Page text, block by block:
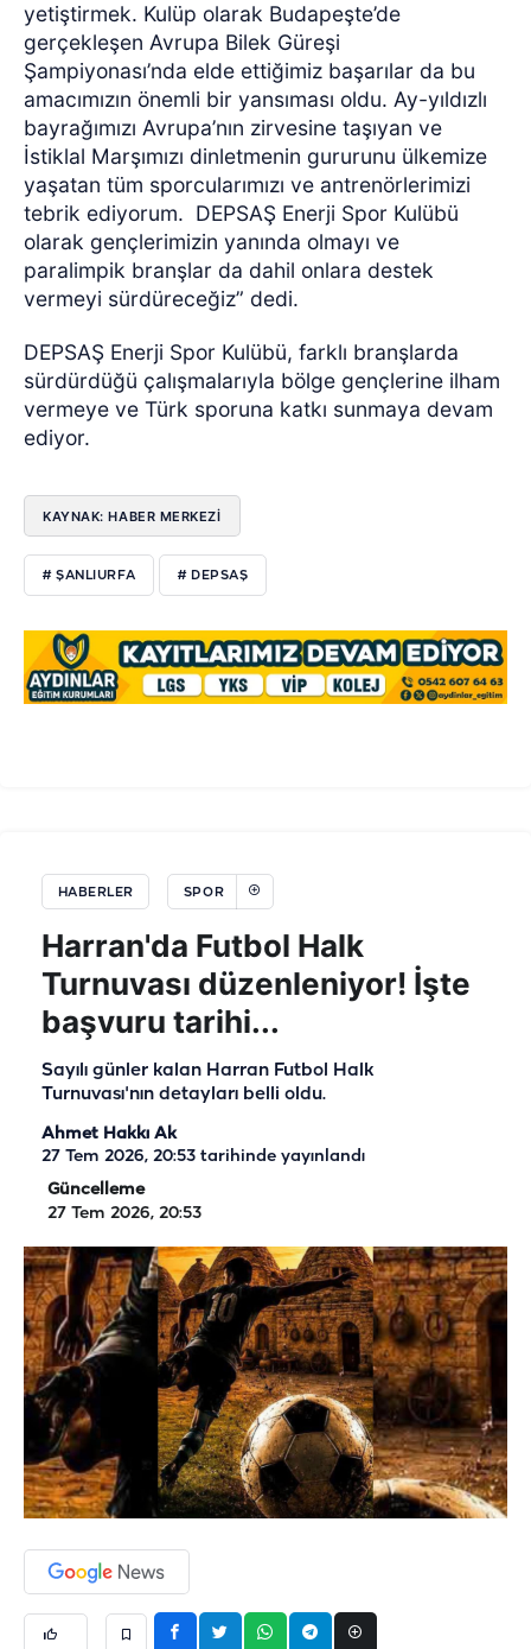
yetiştirmek. Kulüp olarak Budapeşte’de
gerçekleşen Avrupa Bilek Güreşi
Şampiyonası’nda elde ettiğimiz başarılar da bu
amacımızın önemli bir yansıması oldu. Ay-yıldızlı
bayrağımızı Avrupa’nın zirvesine taşıyan ve
İstiklal Marşımızı dinletmenin gururunu ülkemize
yaşatan tüm sporcularımızı ve antrenörlerimizi
tebrik ediyorum. DEPSAŞ Enerji Spor Kulübü
olarak gençlerimizin yanında olmayı ve
paralimpik branşlar da dahil onlara destek
vermeyi sürdüreceğiz” dedi.
DEPSAŞ Enerji Spor Kulübü, farklı branşlarda
sürdürdüğü çalışmalarıyla bölge gençlerine ilham
vermeye ve Türk sporuna katkı sunmaya devam
ediyor.
KAYNAK: HABER MERKEZİ
# ŞANLIURFA # DEPSAŞ
HABERLER SPOR
Harran'da Futbol Halk
Turnuvası düzenleniyor! İşte
başvuru tarihi...
Sayılı günler kalan Harran Futbol Halk
Turnuvası'nın detayları belli oldu.
Ahmet Hakkı Ak
27 Tem 2026, 20:53 tarihinde yayınlandı
Güncelleme
27 Tem 2026, 20:53